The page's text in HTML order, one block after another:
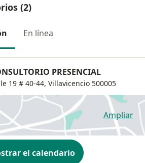
(2)
En línea
PRESENCIAL
19 # 40-44, Villavicencio 500005
Ampliar
se
el calendario